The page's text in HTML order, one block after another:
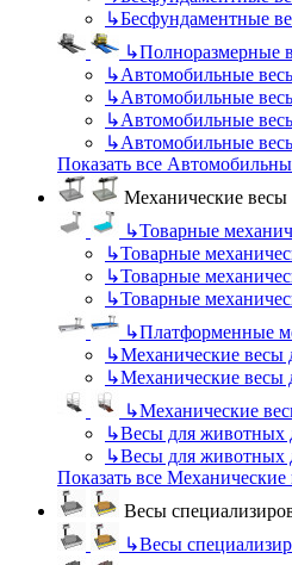
↳Бесфундаментные
↳Полноразмерные
↳Автомобильные
↳Автомобильные
↳Автомобильные
↳Автомобильные
Показать все
Механические весы
↳Товарные
↳Товарные
↳Товарные
↳Товарные
↳Платформенные
↳Механические весы
↳Механические весы
↳Механические
↳Весы для животных
↳Весы для животных
Показать все Механические
Весы
↳Весы